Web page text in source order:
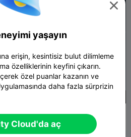
BASKI

yaşayın
erişin, kesintisiz bulut dilimleme
özelliklerinin keyfini çıkarın.
özel puanlar kazanın ve
daha fazla sürprizin
Cloud'da aç